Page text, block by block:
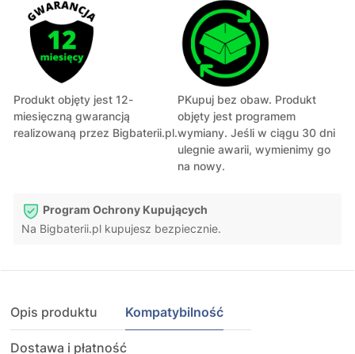
Produkt objęty jest 12-
miesięczną gwarancją
realizowaną przez Bigbaterii.pl.
PKupuj bez obaw. Produkt
objęty jest programem
wymiany. Jeśli w ciągu 30 dni
ulegnie awarii, wymienimy go
na nowy.
Program Ochrony Kupujących
Na Bigbaterii.pl kupujesz bezpiecznie.
Opis produktu Kompatybilność
Dostawa i płatność